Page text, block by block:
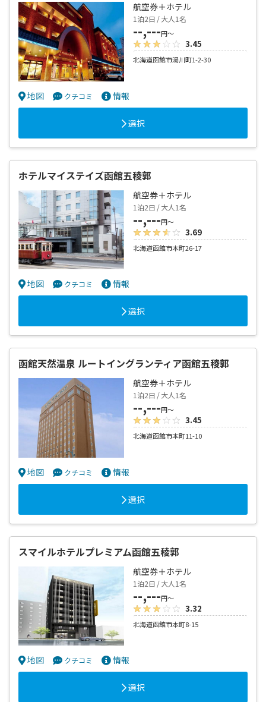
航空券＋ホテル
1泊2日 / 大人1名
--,---円～
3.45
北海道函館市湯川町1-2-30
地図 クチコミ 情報
選択
ホテルマイステイズ函館五稜郭
航空券＋ホテル
1泊2日 / 大人1名
--,---円～
3.69
北海道函館市本町26-17
地図 クチコミ 情報
選択
函館天然温泉 ルートイングランティア函館五稜郭
航空券＋ホテル
1泊2日 / 大人1名
--,---円～
3.45
北海道函館市本町11-10
地図 クチコミ 情報
選択
スマイルホテルプレミアム函館五稜郭
航空券＋ホテル
1泊2日 / 大人1名
--,---円～
3.32
北海道函館市本町8-15
地図 クチコミ 情報
選択